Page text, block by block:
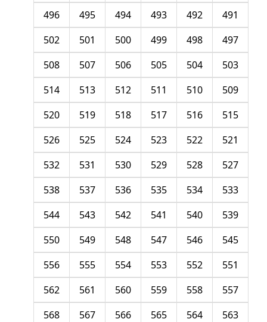
491
492
493
494
495
496
497
498
499
500
501
502
503
504
505
506
507
508
509
510
511
512
513
514
515
516
517
518
519
520
521
522
523
524
525
526
527
528
529
530
531
532
533
534
535
536
537
538
539
540
541
542
543
544
545
546
547
548
549
550
551
552
553
554
555
556
557
558
559
560
561
562
563
564
565
566
567
568